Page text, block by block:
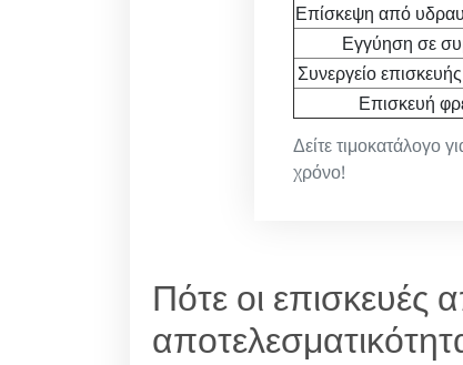
Δείτε τιμοκατάλογο
χρόνο!
Επίσκεψη από
Εγγύηση σε
Συνεργείο
Επισκευή
Πότε οι επισκευές